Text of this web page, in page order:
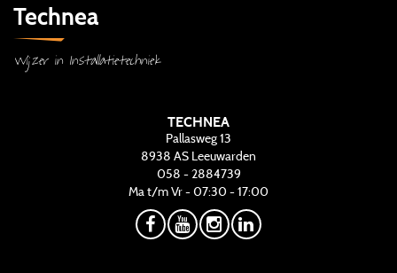
Technea
Wijzer in Installatietechniek
TECHNEA
Pallasweg 13
8938 AS Leeuwarden
058 - 2884739
Ma t/m Vr - 07:30 - 17:00